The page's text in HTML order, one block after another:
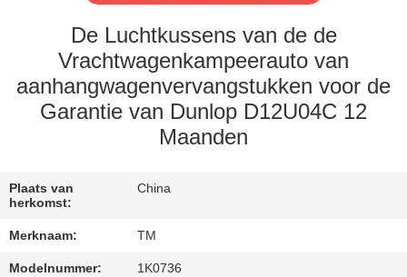
FABRIEKSRONDLEIDING
KWALITEITSCONTROLE
MET
ONS
OP
De Luchtkussens van de de
Vrachtwagenkampeerauto van
aanhangwagenvervangstukken voor de
Garantie van Dunlop D12U04C 12
Maanden
Plaats van
herkomst:
China
Merknaam: TM
Modelnummer: 1K0736